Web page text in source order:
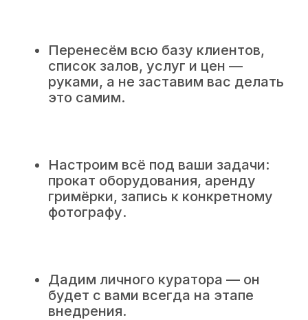
Перенесём всю базу клиентов,
список залов, услуг и цен —
руками, а не заставим вас делать
это самим.
Настроим всё под ваши задачи:
прокат оборудования, аренду
гримёрки, запись к конкретному
фотографу.
Дадим личного куратора — он
будет с вами всегда на этапе
внедрения.